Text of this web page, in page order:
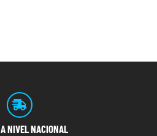
A NIVEL NACIONAL